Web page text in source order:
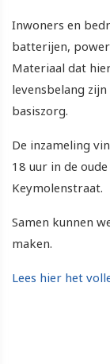
Inwoners en
batterijen,
Materiaal dat
levensbelang
basiszorg.
De inzameling
18 uur in de
Keymolenstraat.
Samen kunnen
maken.
Lees hier het